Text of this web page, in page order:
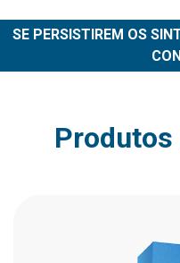
SE PERSISTIREM OS